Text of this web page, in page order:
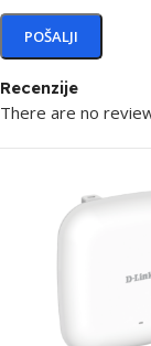
Recenzije
There are no